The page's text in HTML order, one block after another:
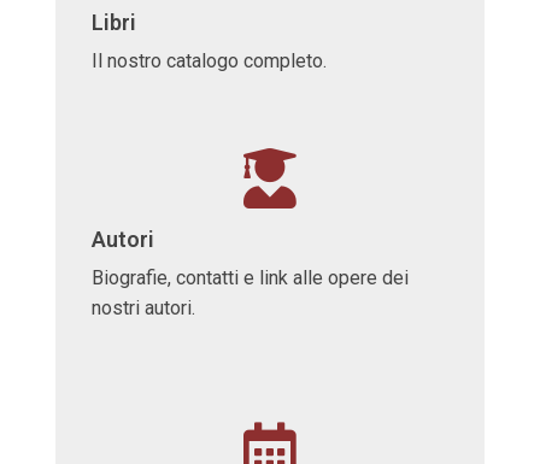
Libri
Il nostro catalogo completo.
Autori
Biografie, contatti e link alle opere dei
nostri autori.